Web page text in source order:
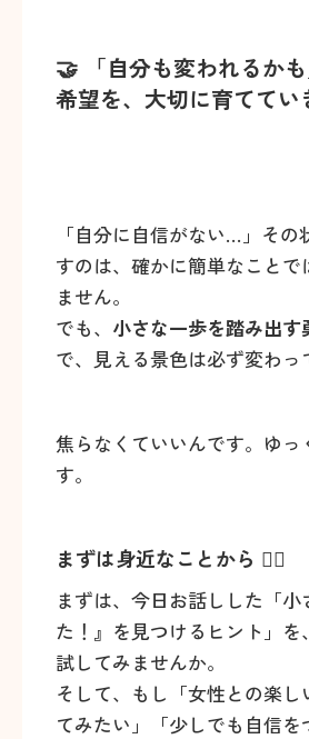
🤝 「自分も変われるか
希望を、大切に育ててい
「自分に自信がない…」その
すのは、確かに簡単なことで
ません。
でも、 小さな一歩を踏み出す
で、見える景色は必ず変わっ
焦らなくていいんです。ゆっ
す。
まずは身近なことから 🚶‍♀️
まずは、今日お話しした「小
た！』を見つけるヒント」を
試してみませんか。
そして、もし「女性との楽し
てみたい」「少しでも自信を